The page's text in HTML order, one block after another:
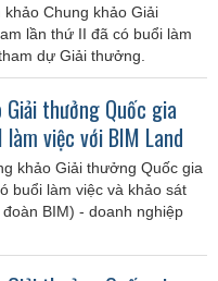
Chung khảo Giải
lần thứ II đã có buổi làm
dự Giải thưởng.
Giải thưởng Quốc gia
việc với BIM Land
khảo Giải thưởng Quốc gia
buổi làm việc và khảo sát
BIM) - doanh nghiệp